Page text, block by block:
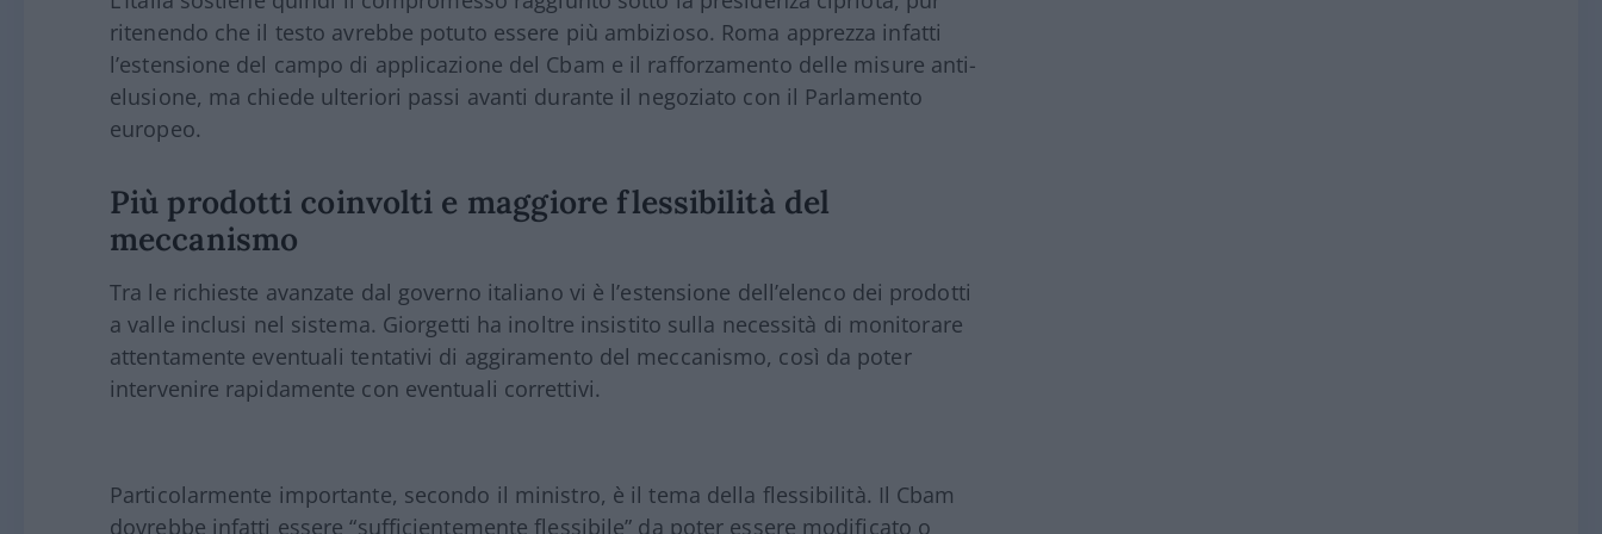
ritenendo che il testo avrebbe potuto essere più ambizioso. Roma apprezza infatti
l’estensione del campo di applicazione del Cbam e il rafforzamento delle misure anti-
elusione, ma chiede ulteriori passi avanti durante il negoziato con il Parlamento
europeo.
Più prodotti coinvolti e maggiore flessibilità del
meccanismo
Tra le richieste avanzate dal governo italiano vi è l’estensione dell’elenco dei prodotti
a valle inclusi nel sistema. Giorgetti ha inoltre insistito sulla necessità di monitorare
attentamente eventuali tentativi di aggiramento del meccanismo, così da poter
intervenire rapidamente con eventuali correttivi.
Particolarmente importante, secondo il ministro, è il tema della flessibilità. Il Cbam
dovrebbe infatti essere “sufficientemente flessibile” da poter essere modificato o